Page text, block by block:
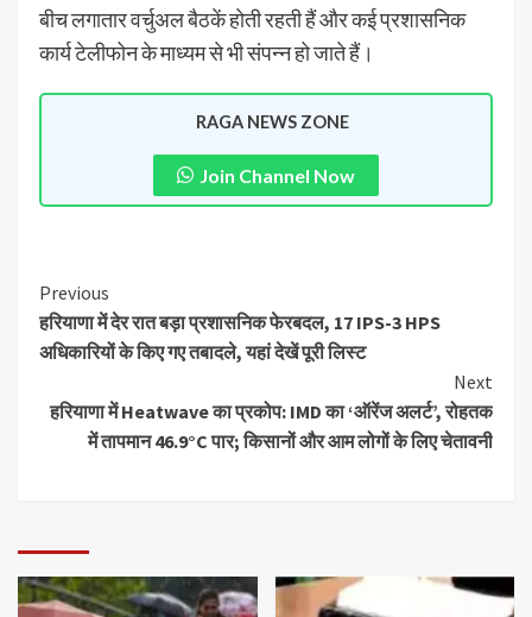
बीच लगातार वर्चुअल बैठकें होती रहती हैं और कई प्रशासनिक
कार्य टेलीफोन के माध्यम से भी संपन्न हो जाते हैं।
RAGA NEWS ZONE
Join Channel Now
Previous
हरियाणा में देर रात बड़ा प्रशासनिक फेरबदल, 17 IPS-3 HPS
अधिकारियों के किए गए तबादले, यहां देखें पूरी लिस्ट
Next
हरियाणा में Heatwave का प्रकोप: IMD का ‘ऑरेंज अलर्ट’, रोहतक
में तापमान 46.9°C पार; किसानों और आम लोगों के लिए चेतावनी